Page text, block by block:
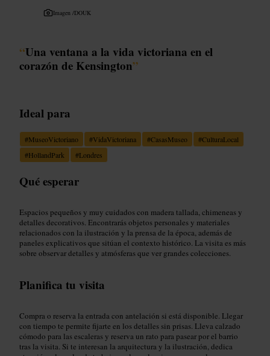
Imagen /DOUK
“Una ventana a la vida victoriana en el
corazón de Kensington”
Ideal para
#MuseoVictoriano #VidaVictoriana #CasasMuseo #CulturaLocal
#HollandPark #Londres
Qué esperar
Espacios pequeños y muy cuidados con madera tallada, chimeneas y
detalles decorativos. Encontrarás objetos personales y materiales
relacionados con la ilustración y la prensa de la época, además de
paneles explicativos que sitúan el contexto histórico. La visita es más
sobre observar detalles y atmósferas que ver grandes colecciones.
Planifica tu visita
Compra o reserva la entrada con antelación si está disponible. Llegar
con tiempo te permite fijarte en los detalles sin prisas. Lleva calzado
cómodo para las escaleras y reserva un rato para pasear por el barrio
tras la visita. Si te interesan la arquitectura y la ilustración, dedica